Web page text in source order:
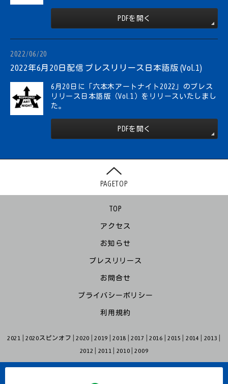
PDFを開く
2022/06/20
2022年6月20日配信 プレスリリース日本語版 (Vol.1)
6月20日に「六本木アートナイト2022」のプレス
リリース日本語版（Vol.1）をリリースいたしまし
た。
PDFを開く
PAGETOP
TOP
アクセス
お知らせ
プレスリリース
お問合せ
プライバシーポリシー
利用規約
2021 2020スピンオフ 2020 2019 2018 2017 2016 2015 2014
2013
2012
2011 2010 2009